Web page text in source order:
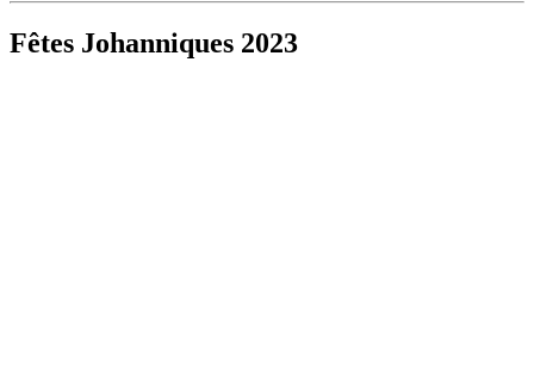
Fêtes Johanniques 2023